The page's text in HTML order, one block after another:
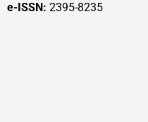
e-ISSN: 2395-8235